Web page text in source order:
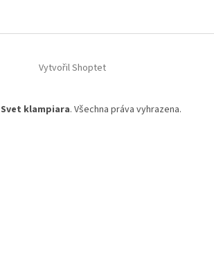
Vytvořil Shoptet
Svet klampiara. Všechna práva vyhrazena.